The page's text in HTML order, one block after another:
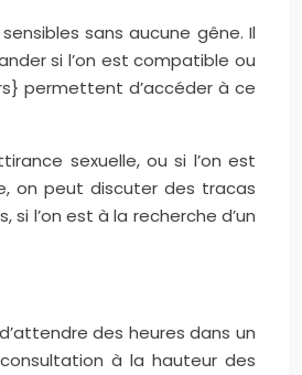
sans aucune gêne. Il
si l’on est compatible ou
permettent d’accéder à ce
sexuelle, ou si l’on est
on peut discuter des tracas
l’on est à la recherche d’un
des heures dans un
à la hauteur des